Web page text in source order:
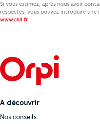
Si vous estimez, après nous avoir
respectés, vous pouvez introduire une
www.cnil.fr.
A découvrir
Nos conseils